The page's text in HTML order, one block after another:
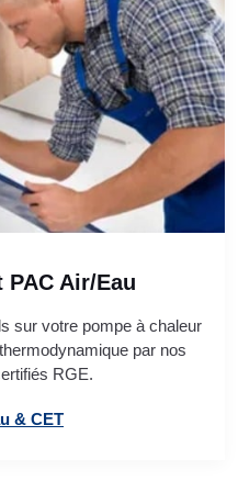
PAC Air/Eau
sur votre pompe à chaleur
par nos
RGE.
& CET